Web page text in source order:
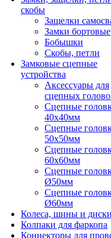
скобы
Защелки
Замки бортовые
Бобышки
Скобы, петли
Замковые сцепные
устройства
Аксессуары для
сцепных
Сцепные
40x40мм
Сцепные
50x50мм
Сцепные
60x60мм
Сцепные
Ø50мм
Сцепные
Ø60мм
Колеса, шины и
Колпаки для фаркопа
Коннекторы для